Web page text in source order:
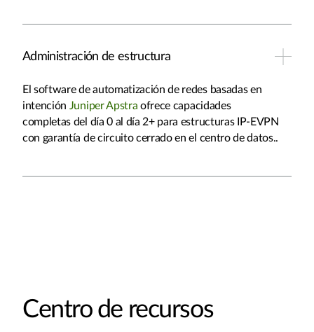
Administración de estructura
El software de automatización de redes basadas en
intención Juniper Apstra ofrece capacidades
completas del día 0 al día 2+ para estructuras IP-EVPN
con garantía de circuito cerrado en el centro de datos..
Centro de recursos